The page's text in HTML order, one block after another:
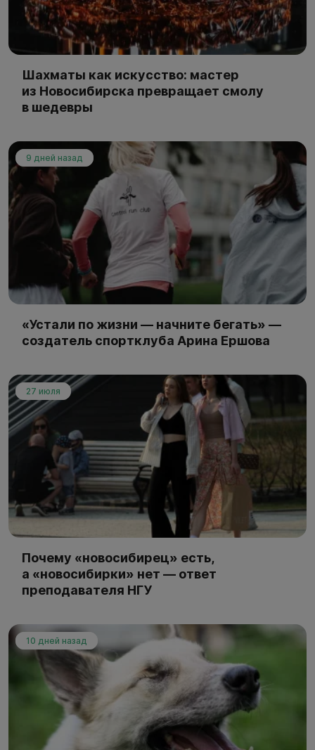
Шахматы как искусство: мастер
из Новосибирска превращает смолу
в шедевры
9 дней назад
«Устали по жизни — начните бегать» —
создатель спортклуба Арина Ершова
27 июля
Почему «новосибирец» есть,
а «новосибирки» нет — ответ
преподавателя НГУ
10 дней назад